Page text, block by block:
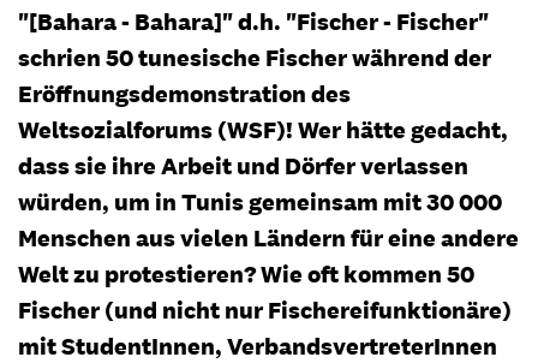
"[Bahara - Bahara]" d.h. "Fischer - Fischer"
schrien 50 tunesische Fischer während der
Eröffnungsdemonstration des
Weltsozialforums (WSF)! Wer hätte gedacht,
dass sie ihre Arbeit und Dörfer verlassen
würden, um in Tunis gemeinsam mit 30 000
Menschen aus vielen Ländern für eine andere
Welt zu protestieren? Wie oft kommen 50
Fischer (und nicht nur Fischereifunktionäre)
mit StudentInnen, VerbandsvertreterInnen